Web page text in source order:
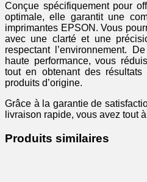
Conçue spécifiquement pour
optimale, elle garantit une
imprimantes EPSON. Vous
avec une clarté et une
respectant l’environnement.
haute performance, vous
tout en obtenant des résultats
produits d’origine.
Grâce à la garantie de
livraison rapide, vous avez tout
Produits similaires